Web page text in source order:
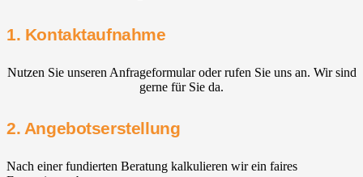
1. Kontaktaufnahme
Nutzen Sie unseren Anfrageformular oder rufen Sie uns an. Wir sind
gerne für Sie da.
2. Angebotserstellung
Nach einer fundierten Beratung kalkulieren wir ein faires